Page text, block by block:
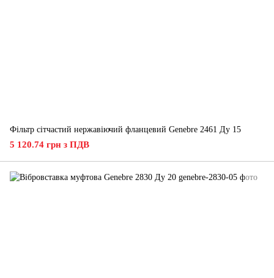
Фільтр сітчастий нержавіючий фланцевий Genebre 2461 Ду 15
5 120.74 грн з ПДВ